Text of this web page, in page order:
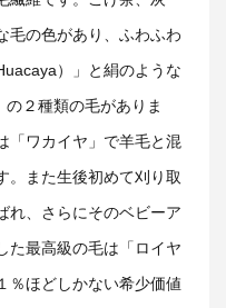
毛の色があり、ふわふわ
）」 と絹のような
の２種類の毛がありま
「ワカイヤ」で羊毛と混
。また生後初めて刈り取
れ、さらにそのベビーア
た最高級の毛は「ロイヤ
％ほどしかない希少価値